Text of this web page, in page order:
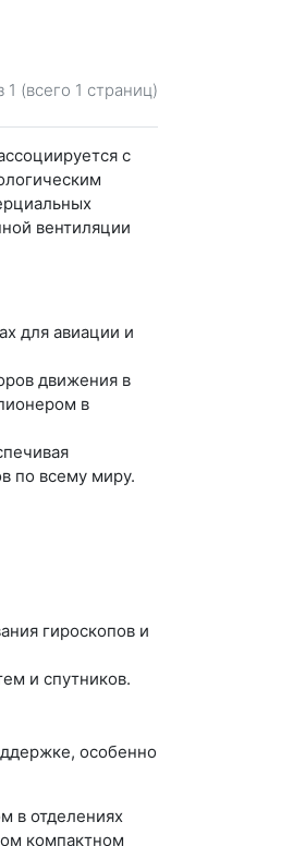
1 (всего 1 страниц)
с
вентиляции
для авиации и
движения в
в
по всему миру.
гироскопов и
и спутников.
особенно
в отделениях
компактном